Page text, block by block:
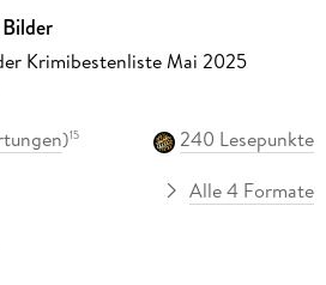
Krimibestenliste Mai 2025
)15
240 Lesepunkte
Alle 4 Formate